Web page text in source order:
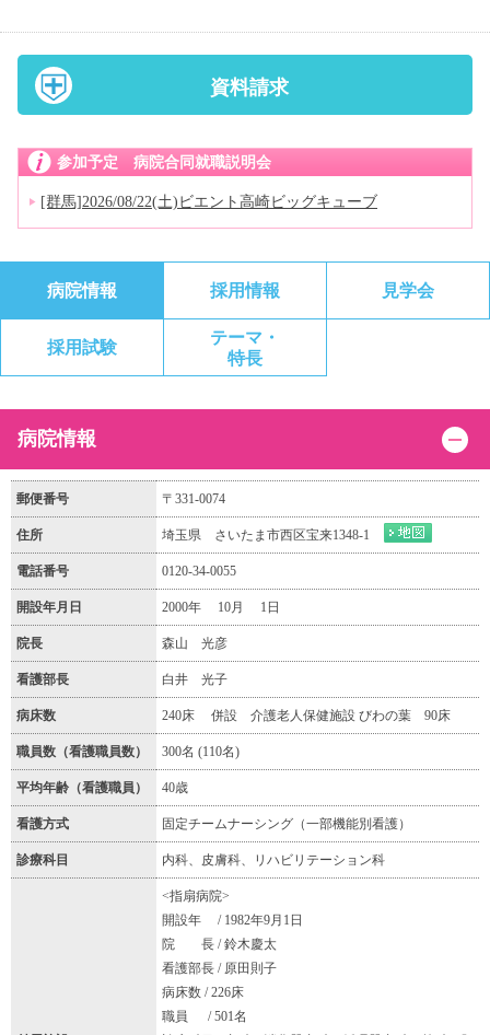
資料請求
参加予定 病院合同就職説明会
[群馬]2026/08/22(土)ビエント高崎ビッグキューブ
病院情報 採用情報 見学会
採用試験
テーマ・
特長
病院情報
郵便番号 〒331-0074
住所 埼玉県 さいたま市西区宝来1348-1
電話番号 0120-34-0055
開設年月日 2000年 10月 1日
院長 森山 光彦
看護部長 白井 光子
病床数 240床 併設 介護老人保健施設 びわの葉 90床
職員数（看護職員数） 300名 (110名)
平均年齢（看護職員） 40歳
看護方式 固定チームナーシング（一部機能別看護）
診療科目 内科、皮膚科、リハビリテーション科
<指扇病院>
開設年 / 1982年9月1日
院 長 / 鈴木慶太
看護部長 / 原田則子
病床数 / 226床
職員 / 501名